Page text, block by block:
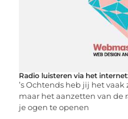
Radio luisteren via het
’s Ochtends heb jij het
maar het aanzetten van de
je ogen te openen